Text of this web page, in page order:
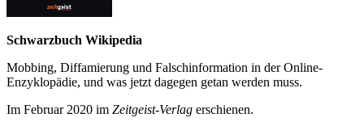
Schwarzbuch Wikipedia
Mobbing, Diffamierung und Falsch­information in der Online-
Enzyklo­pädie, und was jetzt da­gegen getan werden muss.
Im Februar 2020 im Zeit­geist-Verlag erschienen.